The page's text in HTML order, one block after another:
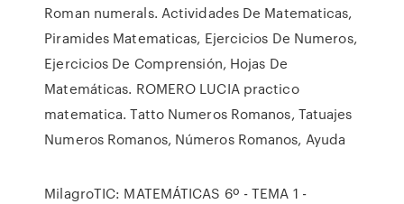
Roman numerals. Actividades De Matematicas,
Piramides Matematicas, Ejercicios De Numeros,
Ejercicios De Comprensión, Hojas De
Matemáticas. ROMERO LUCIA practico
matematica. Tatto Numeros Romanos, Tatuajes
Numeros Romanos, Números Romanos, Ayuda
MilagroTIC: MATEMÁTICAS 6º - TEMA 1 -